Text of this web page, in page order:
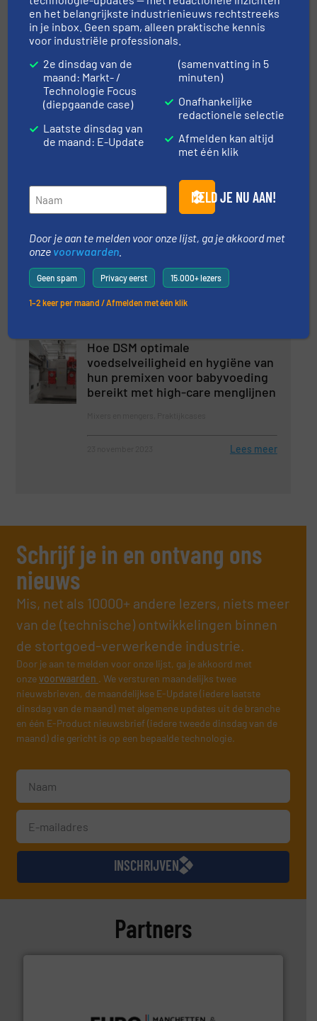
chocolademerk
Praktijkcases, Verpakking
6 april 2023 Lees meer
Centrifugaal ventilatoren en
coulissendempers voor een
droogproces
Praktijkcases, Thermische behandeling
13 april 2023
veroorzaken?
Brand- en Explosiebeveiliging, Praktijkcases
Hoe DSM optimale
voedselveiligheid en hygiëne van
hun premixen voor babyvoeding
bereikt met high-care menglijnen
Lees meer
Schrijf je in en ontvang ons
nieuws
Mis, net als 10000+ andere lezers, niets meer
van de (technische) ontwikkelingen binnen
de stortgoed-verwerkende industrie.
Door je aan te melden voor onze lijst, ga je akkoord met
onzevoorwaarden . We versturen maandelijks twee
nieuwsbrieven, de maandelijkse E-Update (iedere laatste
dinsdag van de maand) met algemene updates uit de branche
en één E-Product nieuwsbrief (iedere tweede dinsdag van de
maand) die gericht is op een bepaalde technologie.
INSCHRIJVEN
Partners
en het belangrijkste industrienieuws rechtstreeks
in je inbox. Geen spam, alleen praktische kennis
voor industriële professionals.
2e dinsdag van de
maand: Markt- /
Technologie Focus
(diepgaande case)
Laatste dinsdag van
de maand: E-Update
(samenvatting in 5
minuten)
Onafhankelijke
redactionele selectie
Afmelden kan altijd
met één klik
MELD JE NU AAN!
Door je aan te melden voor onze lijst, ga je akkoord met
onze voorwaarden
Geen spam Privacy eerst 15.000+ lezers
1–2 keer per maand / Afmelden met één klik